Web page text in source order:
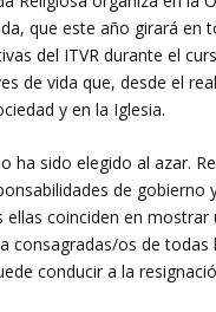
que este año girará en
del ITVR durante el
de vida que, desde el
y en la Iglesia.
ha sido elegido al azar.
de
ellas coinciden en
consagradas/os de
conducir a la